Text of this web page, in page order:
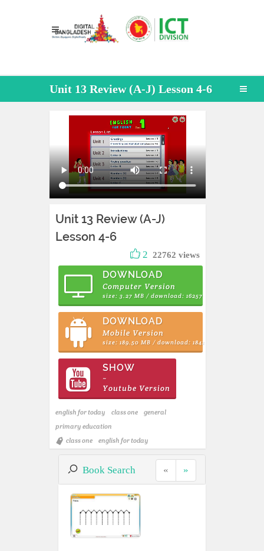
Unit 13 Review (A-J) Lesson 4-6
Unit 13 Review (A-J)
Lesson 4-6
2 22762 views
DOWNLOAD
Computer Version
size: 3.27 MB / download: 16257
DOWNLOAD
Mobile Version
size: 189.50 MB / download: 1841
SHOW
~
Youtube Version
english for today class one
general
primary education
class one
english for today
Book Search « »